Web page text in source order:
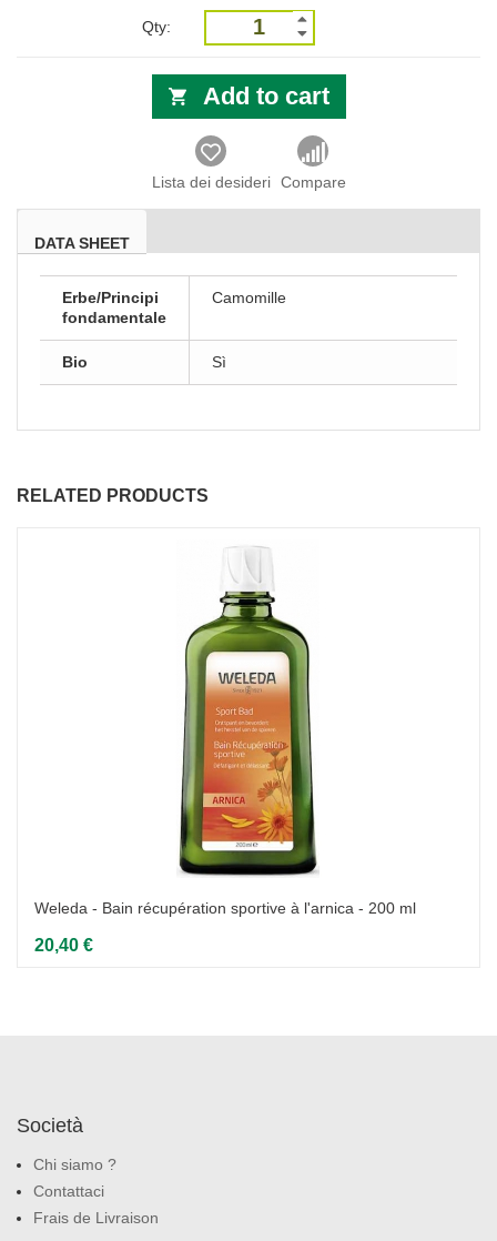
Qty:
Add to cart
Lista dei desideri Compare
DATA SHEET
Erbe/Principi
fondamentale
Camomille
Bio Sì
RELATED PRODUCTS
Weleda - Bain récupération sportive à l'arnica - 200 ml
20,40 €
Società
Chi siamo ?
Contattaci
Frais de Livraison